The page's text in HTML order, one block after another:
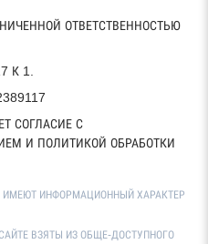
ОТВЕТСТВЕННОСТЬЮ
К 1.
СОГЛАСИЕ С
И ПОЛИТИКОЙ ОБРАБОТКИ
ИНФОРМАЦИОННЫЙ ХАРАКТЕР
ВЗЯТЫ ИЗ ОБЩЕ-ДОСТУПНОГО